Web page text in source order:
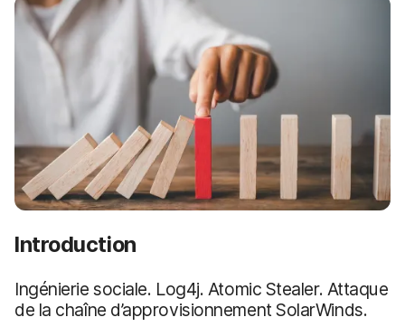
Introduction
Ingénierie sociale. Log4j. Atomic Stealer. Attaque
de la chaîne d’approvisionnement SolarWinds.